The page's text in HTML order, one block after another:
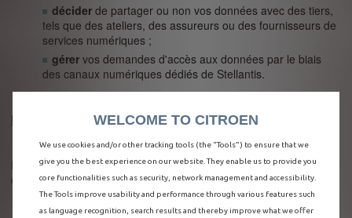
décider de partager ou non vos données avec des tiers,
tels que des ateliers, des assureurs ou des fournisseurs de
services numériques ;
gérer vos demandes d'accès aux données par le biais
des canaux numériques dédiés de Stellantis.
Données générées par les véhicules connectés
En fonction de votre utilisation du véhicule connecté, le dispositif
embarqué peut recueillir et transmettre :
données de diagnostic :
température du moteur, niveau
WELCOME TO CITROEN
We use cookies and/or other tracking tools (the “Tools”) to ensure that we
give you the best experience on our website. They enable us to provide you
core functionalities such as security, network management and accessibility.
The Tools improve usability and performance through various features such
as language recognition, search results and thereby improve what we offer